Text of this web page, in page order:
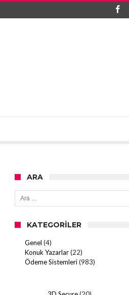
ARA
Arama:
KATEGORILER
Genel (4)
Konuk Yazarlar(22)
Ödeme Sistemleri(983)